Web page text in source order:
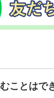
ことはで